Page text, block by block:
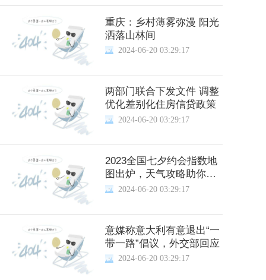
重庆：乡村薄雾弥漫 阳光
洒落山林间
2024-06-20 03:29:17
两部门联合下发文件 调整
优化差别化住房信贷政策
2024-06-20 03:29:17
2023全国七夕约会指数地
图出炉，天气攻略助你赴
约 2024-06-20 03:29:17
意媒称意大利有意退出“一
带一路”倡议，外交部回应
2024-06-20 03:29:17